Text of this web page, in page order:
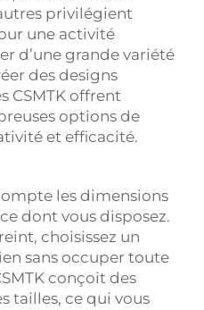
privilégient
une activité
d’une grande variété
des designs
CSMTK offrent
options de
et efficacité.
les dimensions
dont vous disposez.
choisissez un
sans occuper toute
conçoit des
tailles, ce qui vous